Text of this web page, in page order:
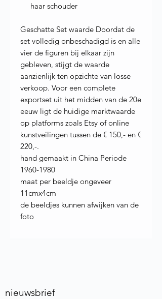
haar schouder
Geschatte Set waarde Doordat de
set volledig onbeschadigd is en alle
vier de figuren bij elkaar zijn
gebleven, stijgt de waarde
aanzienlijk ten opzichte van losse
verkoop. Voor een complete
exportset uit het midden van de 20e
eeuw ligt de huidige marktwaarde
op platforms zoals ⁠Etsy of online
kunstveilingen tussen de € 150,- en €
220,-.
hand gemaakt in China Periode
1960-1980
maat per beeldje ongeveer
11cmx4cm
de beeldjes kunnen afwijken van de
foto
nieuwsbrief